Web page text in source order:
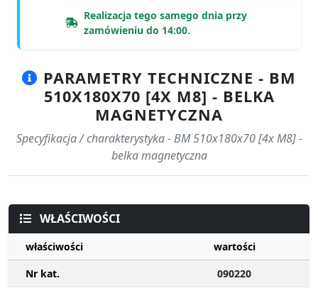
Realizacja tego samego dnia przy
zamówieniu do 14:00.
PARAMETRY TECHNICZNE - BM
510X180X70 [4X M8] - BELKA
MAGNETYCZNA
Specyfikacja / charakterystyka - BM 510x180x70 [4x M8] -
belka magnetyczna
WŁAŚCIWOŚCI
właściwości
wartości
Nr kat.
090220